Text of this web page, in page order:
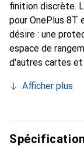
finition discrète.
pour OnePlus
désire : une
espace de
d'autres cartes
en toute sécurité
confère à votre
Grâce à la
protège votre
Afficher plus